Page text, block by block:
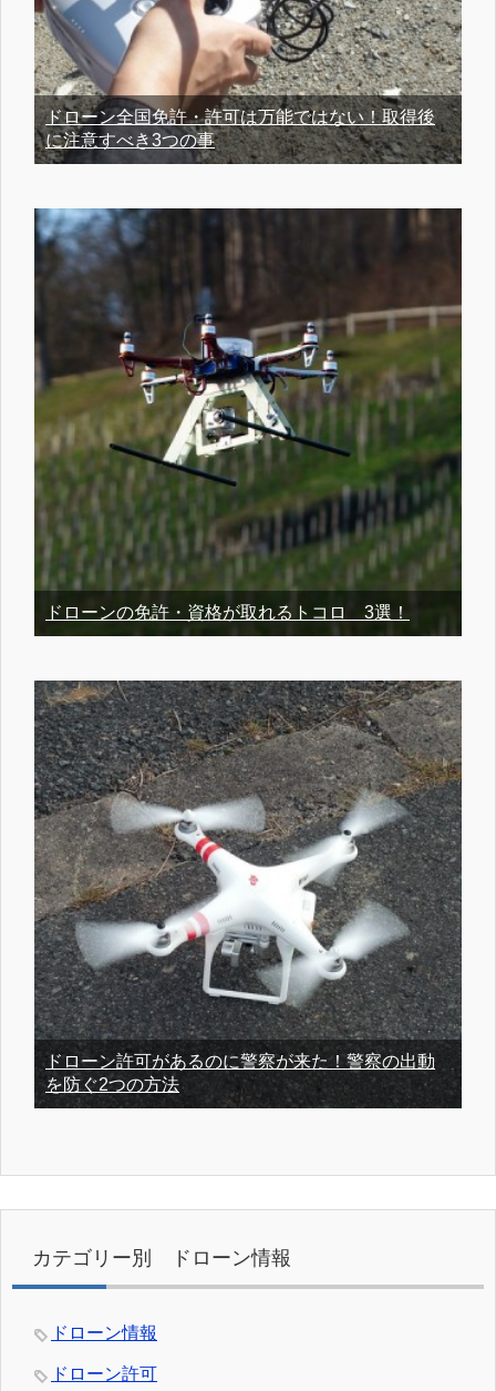
ドローン全国免許・許可は万能ではない！取得後
に注意すべき3つの事
ドローンの免許・資格が取れるトコロ 3選！
ドローン許可があるのに警察が来た！警察の出動
を防ぐ2つの方法
カテゴリー別 ドローン情報
ドローン情報
ドローン許可